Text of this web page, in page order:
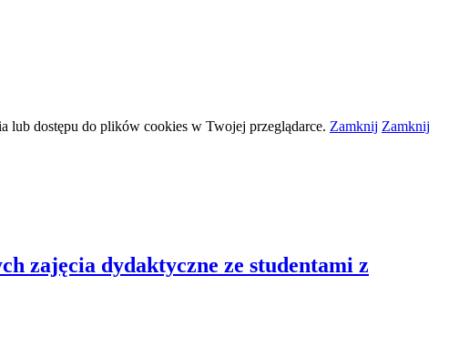
lub dostępu do plików cookies w Twojej przeglądarce. Zamknij Zamknij
zajęcia dydaktyczne ze studentami z